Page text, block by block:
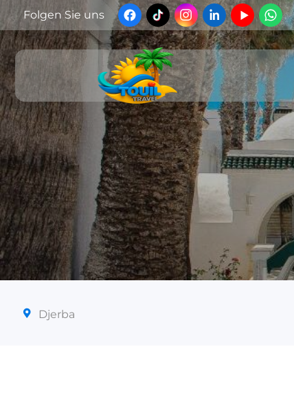
Folgen Sie uns
Djerba